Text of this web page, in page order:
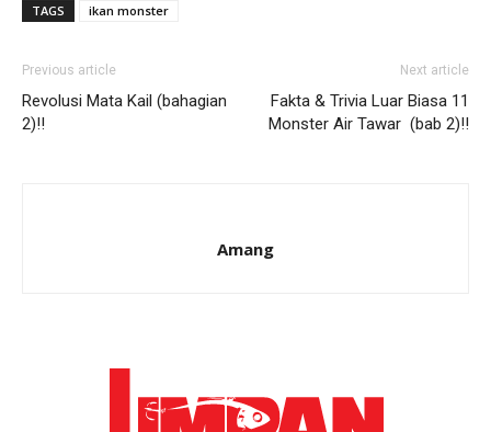
TAGS ikan monster
Previous article
Revolusi Mata Kail (bahagian
2)!!
Next article
Fakta & Trivia Luar Biasa 11
Monster Air Tawar (bab 2)!!
Amang